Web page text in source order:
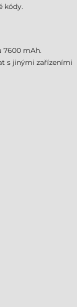
kódy.
7600 mAh.
s jinými zařízeními